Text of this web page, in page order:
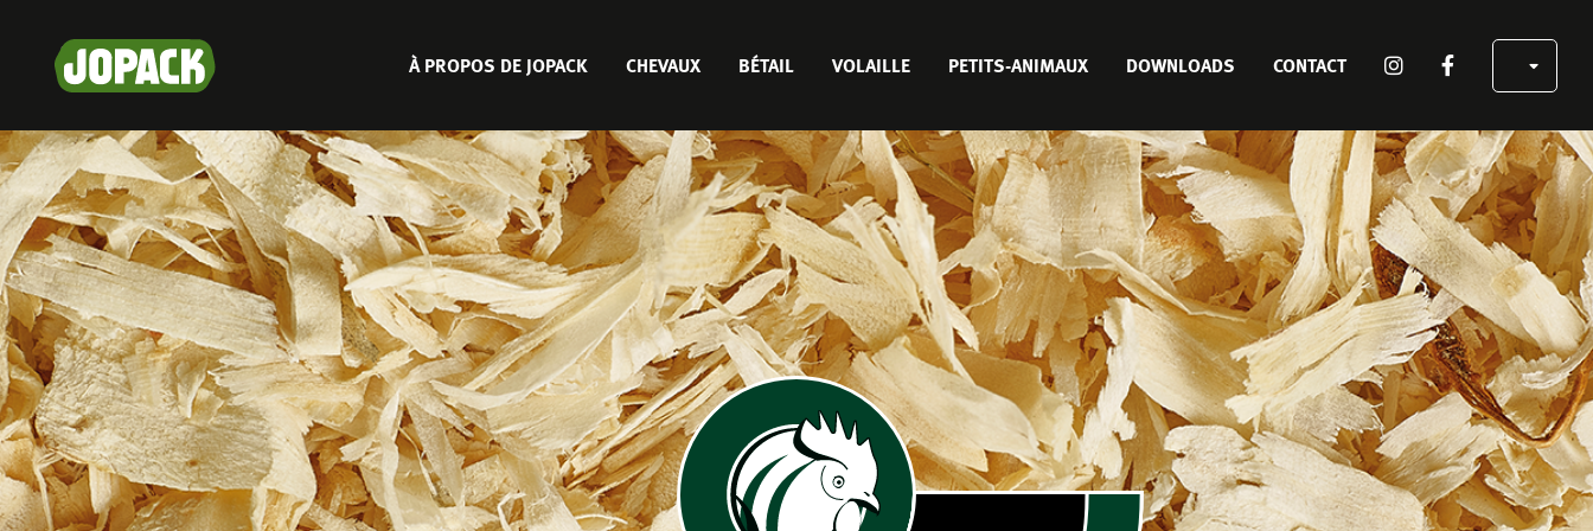
contenu
principal
MAIN
À PROPOS DE JOPACK CHEVAUX BÉTAIL VOLAILLE PETITS-ANIMAUX DOWNLOADS CONTACT
SOCIAL